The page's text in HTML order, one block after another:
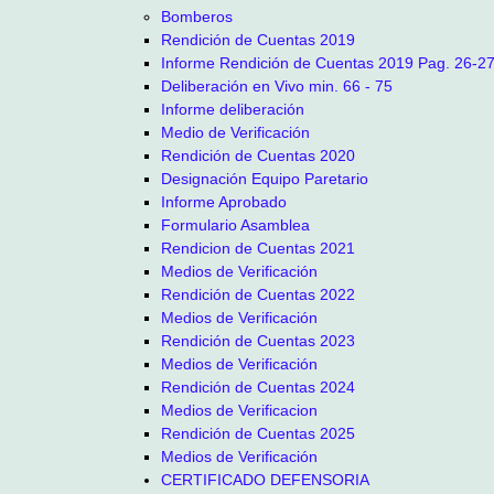
Bomberos
Rendición de Cuentas 2019
Informe Rendición de Cuentas 2019 Pag. 26-
Deliberación en Vivo min. 66 - 75
Informe deliberación
Medio de Verificación
Rendición de Cuentas 2020
Designación Equipo Paretario
Informe Aprobado
Formulario Asamblea
Rendicion de Cuentas 2021
Medios de Verificación
Rendición de Cuentas 2022
Medios de Verificación
Rendición de Cuentas 2023
Medios de Verificación
Rendición de Cuentas 2024
Medios de Verificacion
Rendición de Cuentas 2025
Medios de Verificación
CERTIFICADO DEFENSORIA